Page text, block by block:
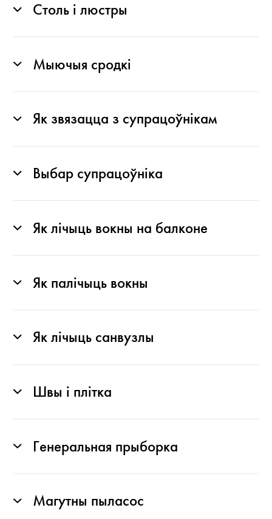
Столь і люстры
Мыючыя сродкі
Як звязацца з супрацоўнікам
Выбар супрацоўніка
Як лічыць вокны на балконе
Як палічыць вокны
Як лічыць санвузлы
Швы і плітка
Генеральная прыборка
Магутны пыласос